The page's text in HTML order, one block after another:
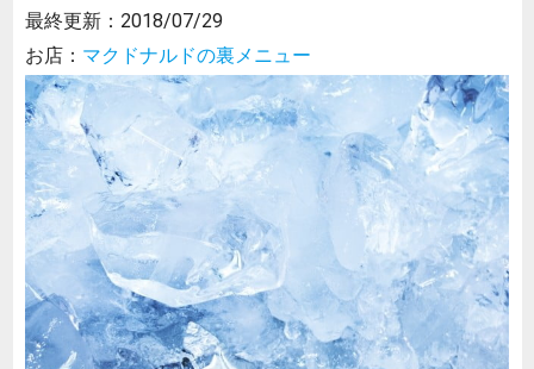
最終更新： 2018/07/29
お店： マクドナルドの裏メニュー